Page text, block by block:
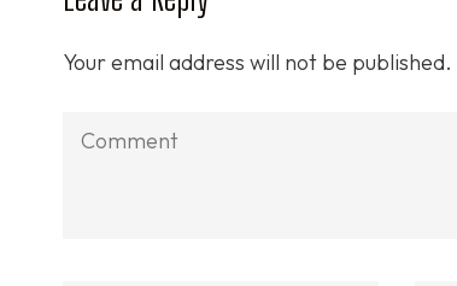
Your email address will not be published.
Comment